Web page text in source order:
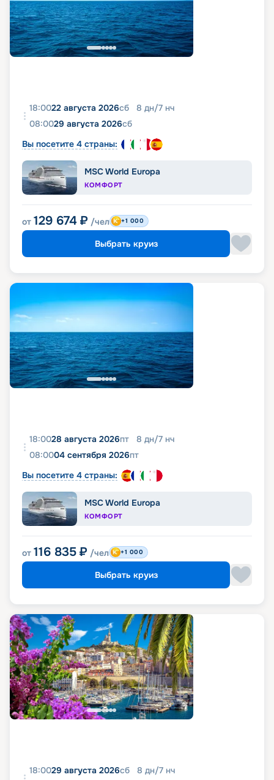
18:0022 августа 2026сб 8 дн/7 нч
08:0029 августа 2026сб
Вы посетите 4 страны:
MSC World Europa
КОМФОРТ
от 129 674 ₽ /чел +1 000
Выбрать круиз
18:0028 августа 2026пт 8 дн/7 нч
08:0004 сентября 2026пт
Вы посетите 4 страны:
MSC World Europa
КОМФОРТ
от 116 835 ₽ /чел +1 000
Выбрать круиз
18:0029 августа 2026сб 8 дн/7 нч